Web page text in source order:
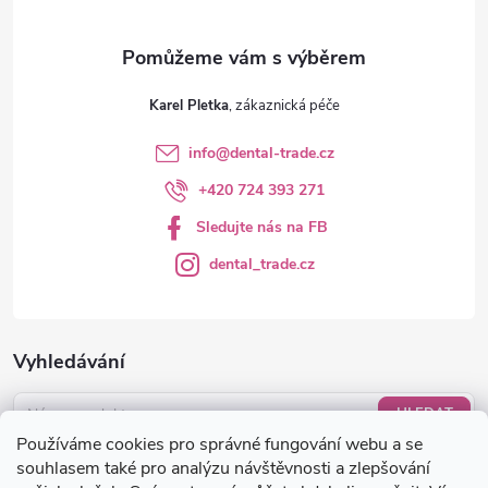
Používáme cookies pro správné fungování webu a se
souhlasem také pro analýzu návštěvnosti a zlepšování
Vyhledávání
HLEDAT
Nákupní košík
Karel Pletka
info@dental-trade.cz
+420 724 393 271
Sledujte nás na FB
dental_trade.cz